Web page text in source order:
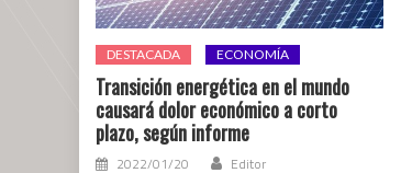
DESTACADA ECONOMÍA
Transición energética en el mundo
causará dolor económico a corto
plazo, según informe
2022/01/20 Editor